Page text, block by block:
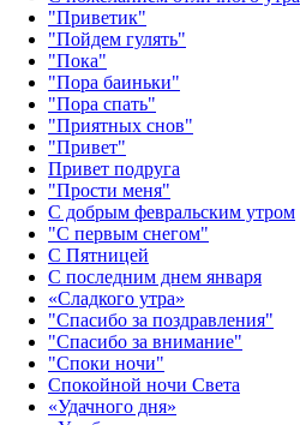
"Приветик"
"Пойдем гулять"
"Пока"
"Пора баиньки"
"Пора спать"
"Приятных снов"
"Привет"
Привет подруга
"Прости меня"
С добрым февральским утром
"С первым снегом"
С Пятницей
С последним днем января
«Сладкого утра»‎
"Спасибо за поздравления"
"Спасибо за внимание"
"Споки ночи"
Спокойной ночи Света
«Удачного дня»‎